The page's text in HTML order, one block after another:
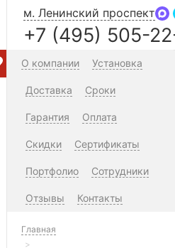
м. Ленинский проспект
+7 (495) 505-
О компании Установка
Доставка Сроки
Гарантия Оплата
Скидки Сертификаты
Портфолио Сотрудники
Отзывы Контакты
Главная